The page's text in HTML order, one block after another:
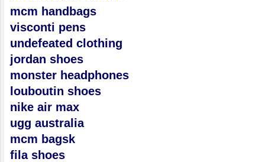
mcm handbags
visconti pens
undefeated clothing
jordan shoes
monster headphones
louboutin shoes
nike air max
ugg australia
mcm bagsk
fila shoes